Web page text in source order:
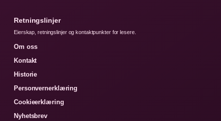
Retningslinjer
Eierskap, retningslinjer og kontaktpunkter for lesere.
Om oss
Kontakt
Historie
Personvernerklæring
Cookieerklæring
Nyhetsbrev